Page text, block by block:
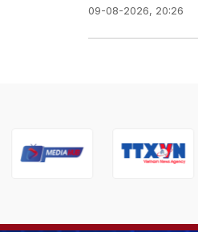
09-08-2026, 20:26